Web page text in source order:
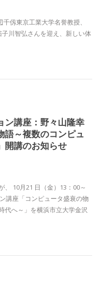
仭東京工業大学名誉教授、
川智弘さんを迎え、新しい体
ン講座：野々山隆幸
語～複数のコンピュ
開講のお知らせ
10月21 日（金）13：00～
講座「コンピュータ盛衰の物
代へ～」を横浜市立大学金沢